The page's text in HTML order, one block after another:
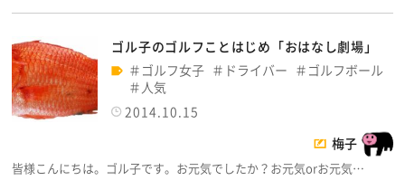
ゴル子のゴルフことはじめ「おはなし劇場」
ゴルフ女子
ドライバー
ゴルフボール
人気
2014.10.15
梅子
皆様こんにちは。ゴル子です。お元気でしたか？お元気orお元気…